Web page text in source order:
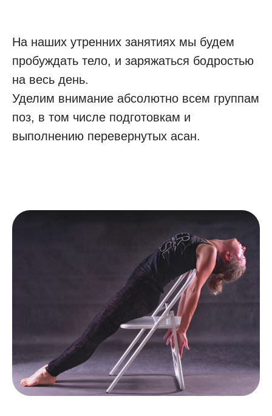
На наших утренних занятиях мы будем
пробуждать тело, и заряжаться бодростью
на весь день.
Уделим внимание абсолютно всем группам
поз, в том числе подготовкам и
выполнению перевернутых асан.